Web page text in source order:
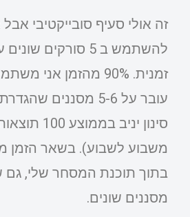
זה אולי סעיף סובייקטיבי
עובר על 5-6 מסננים
סינון יניב
משבוע לשבוע). בשאר הזמן
מסננים שונים.